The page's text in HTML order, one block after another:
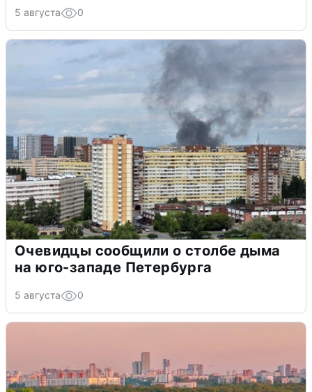
5 августа 0
Очевидцы сообщили о столбе дыма
на юго-западе Петербурга
5 августа 0